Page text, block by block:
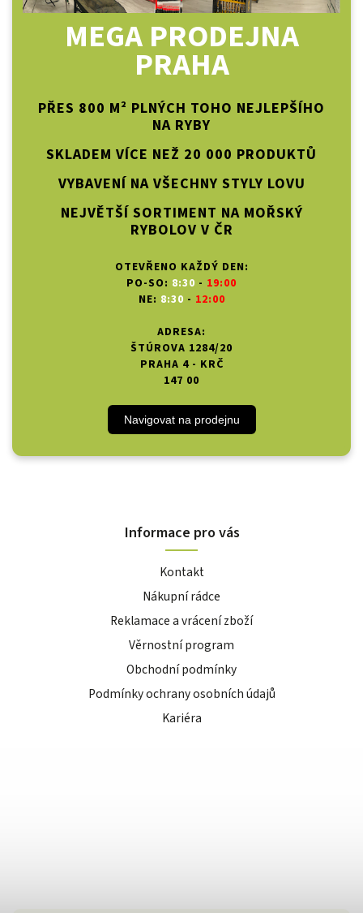
MEGA PRODEJNA
PRAHA
PŘES 800 M² PLNÝCH TOHO NEJLEPŠÍHO
NA RYBY
SKLADEM VÍCE NEŽ 20 000 PRODUKTŮ
VYBAVENÍ NA VŠECHNY STYLY LOVU
NEJVĚTŠÍ SORTIMENT NA MOŘSKÝ
RYBOLOV V ČR
OTEVŘENO KAŽDÝ DEN:
PO-SO: 8:30 - 19:00
NE: 8:30 - 12:00
ADRESA:
ŠTÚROVA 1284/20
PRAHA 4 - KRČ
147 00
Navigovat na prodejnu
Informace pro vás
Kontakt
Nákupní rádce
Reklamace a vrácení zboží
Věrnostní program
Obchodní podmínky
Podmínky ochrany osobních údajů
Kariéra